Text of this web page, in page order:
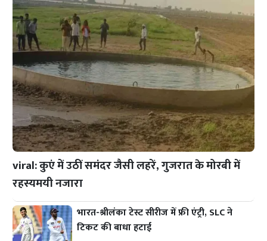
viral: कुएं में उठीं समंदर जैसी लहरें, गुजरात के मोरबी में
रहस्यमयी नजारा
भारत-श्रीलंका टेस्ट सीरीज में फ्री एंट्री, SLC ने
टिकट की बाधा हटाई